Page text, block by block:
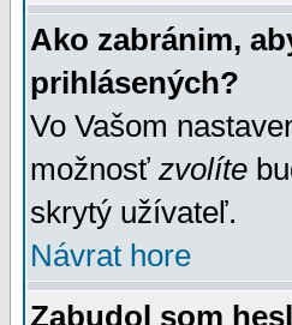
Ako zabránim,
prihlásených?
Vo Vašom
možnosť zvolíte
skrytý užívateľ.
Návrat hore
Zabudol som